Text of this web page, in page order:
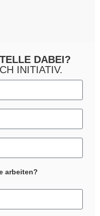
DABEI?
INITIATIV.
arbeiten?